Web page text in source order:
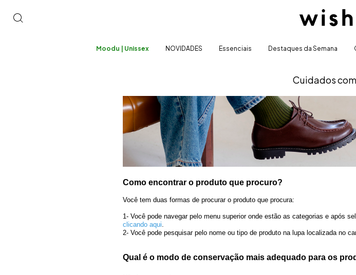
Moodu | Unissex NOVIDADES Essenciais Destaques da Semana
Cuidados
Como encontrar o produto que procuro?
Você tem duas formas de procurar o produto que procura:
1- Você pode navegar pelo menu superior onde estão as categorias e após
clicando aqui.
2- Você pode pesquisar pelo nome ou tipo de produto na lupa localizada no
Qual é o modo de conservação mais adequado para os